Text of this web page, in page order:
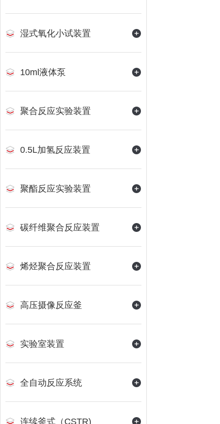
湿式氧化小试装置
10ml液体泵
聚合反应实验装置
0.5L加氢反应装置
聚酯反应实验装置
碳纤维聚合反应装置
烯烃聚合反应装置
高压摄像反应釜
实验室装置
全自动反应系统
连续釜式（CSTR)